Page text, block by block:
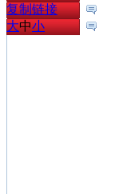
复制链接
大中小